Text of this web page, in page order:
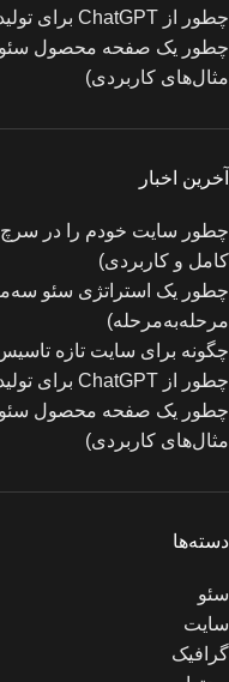
چطور از ChatGPT برای تولید محتوا و سئو استفاده کنیم؟
چطور یک صفحه محصول سئو
مثال‌های کاربردی)
آخرین اخبار
چطور سایت خودم را در سرچ
کامل و کاربردی)
چطور یک استراتژی سئو
مرحله‌به‌مرحله)
چگونه برای سایت تازه‌ تاسیس
چطور از ChatGPT برای تولید محتوا و سئو استفاده کنیم؟
چطور یک صفحه محصول سئو
مثال‌های کاربردی)
دسته‌ها
سئو
سایت
گرافیک